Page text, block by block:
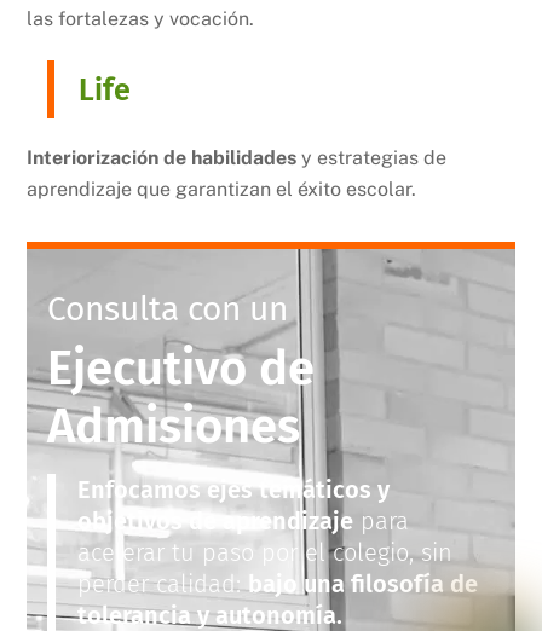
las fortalezas y vocación.
Life
Interiorización de habilidades y estrategias de
aprendizaje que garantizan el éxito escolar.
Consulta con un
Ejecutivo de
Admisiones
Enfocamos ejes temáticos y
objetivos de aprendizaje para
acelerar tu paso por el colegio, sin
perder calidad:bajo una filosofía de
tolerancia y autonomía.